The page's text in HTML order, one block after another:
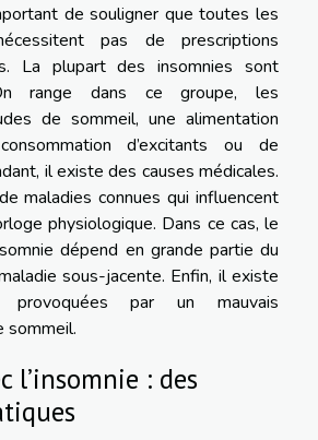
de souligner que toutes les
pas de prescriptions
La plupart des insomnies sont
range dans ce groupe, les
de sommeil, une alimentation
d’excitants ou de
il existe des causes médicales.
maladies connues qui influencent
physiologique. Dans ce cas, le
dépend en grande partie du
sous-jacente. Enfin, il existe
provoquées par un mauvais
sommeil.
l’insomnie : des